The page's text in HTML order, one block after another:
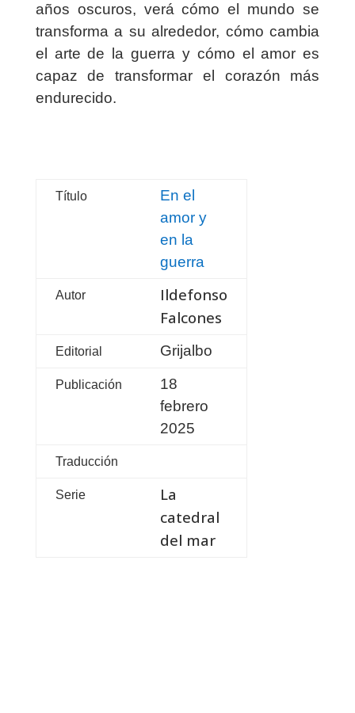
años oscuros, verá cómo el mundo se
transforma a su alrededor, cómo cambia
el arte de la guerra y cómo el amor es
capaz de transformar el corazón más
endurecido.
Título
En el
amor y
en la
guerra
Autor
Ildefonso
Falcones
Editorial Grijalbo
Publicación
18
febrero
2025
Traducción
Serie
La
catedral
del mar